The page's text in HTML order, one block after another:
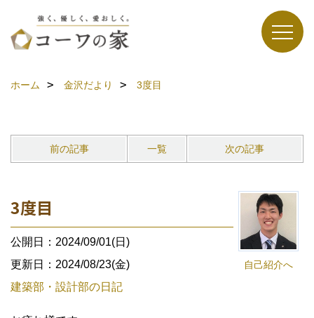
ホーム 金沢だより 3度目
前の記事 一覧 次の記事
自己紹介へ
3度目
公開日：2024/09/01(日)
更新日：2024/08/23(金)
建築部・設計部の日記